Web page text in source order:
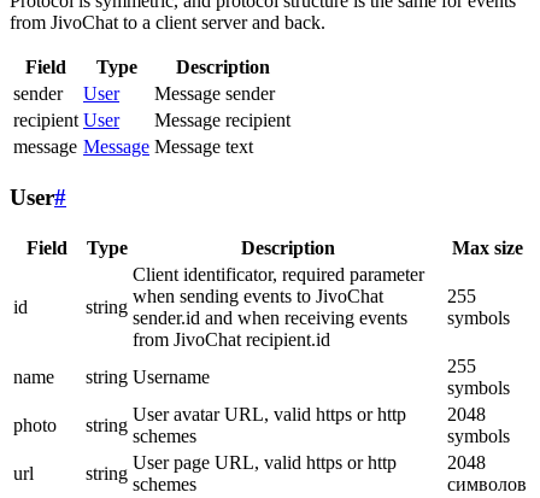
from JivoChat to a client server and back.
Field Type
Description
sender
User
Message sender
recipient User
Message recipient
message Message Message text
User#
Field Type Description Max size
id string
Client identificator, required parameter
when sending events to JivoChat
sender.id and when receiving events
from JivoChat recipient.id
255
symbols
name string Username
255
symbols
photo
string
User avatar URL, valid https or http
schemes
2048
symbols
url
string
User page URL, valid https or http
schemes
2048
символов